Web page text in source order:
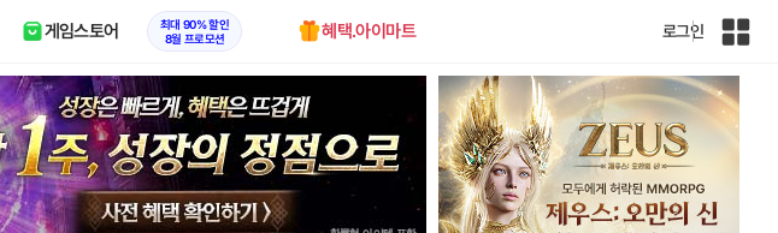
게임스토어
최대 90% 할인
8월 프로모션
혜택.아이마트 로그인
인
체
사